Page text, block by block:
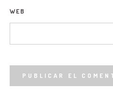
WEB